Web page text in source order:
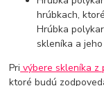
hrúbkach,
Hrúbka
skleníka a
Pri výbere skleníka z
ktoré budú